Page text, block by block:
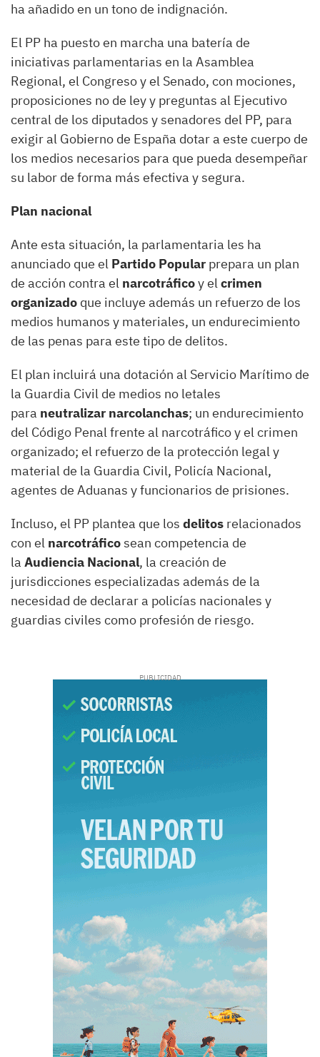
ha añadido en un tono de indignación.
El PP ha puesto en marcha una batería de
iniciativas parlamentarias en la Asamblea
Regional, el Congreso y el Senado, con mociones,
proposiciones no de ley y preguntas al Ejecutivo
central de los diputados y senadores del PP, para
exigir al Gobierno de España dotar a este cuerpo de
los medios necesarios para que pueda desempeñar
su labor de forma más efectiva y segura.
Plan nacional
Ante esta situación, la parlamentaria les ha
anunciado que el Partido Popular prepara un plan
de acción contra el narcotráficoy elcrimen
organizado que incluye además un refuerzo de los
medios humanos y materiales, un endurecimiento
de las penas para este tipo de delitos.
El plan incluirá una dotación al Servicio Marítimo de
la Guardia Civil de medios no letales
para neutralizar narcolanchas; un endurecimiento
del Código Penal frente al narcotráfico y el crimen
organizado; el refuerzo de la protección legal y
material de la Guardia Civil, Policía Nacional,
agentes de Aduanas y funcionarios de prisiones.
Incluso, el PP plantea que los delitos relacionados
con el narcotráficosean competencia de
la Audiencia Nacional, la creación de
jurisdicciones especializadas además de la
necesidad de declarar a policías nacionales y
guardias civiles como profesión de riesgo.